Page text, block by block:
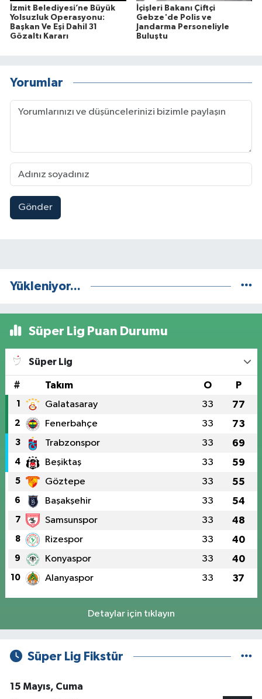
İzmit Belediyesi’ne Büyük
Yolsuzluk Operasyonu:
Başkan Ve Eşi Dahil 31
Gözaltı Kararı
İçişleri Bakanı Çiftçi
Gebze'de Polis ve
Jandarma Personeliyle
Buluştu
Yorumlar
Gönder
Yükleniyor...
Süper Lig Puan Durumu
Süper Lig
# Takım O P
1 Galatasaray 33 77
2 Fenerbahçe 33 73
3 Trabzonspor 33 69
4 Beşiktaş 33 59
5 Göztepe 33 55
6 Başakşehir 33 54
7 Samsunspor 33 48
8 Rizespor 33 40
9 Konyaspor 33 40
10 Alanyaspor 33 37
Detaylar için tıklayın
Süper Lig Fikstür
15 Mayıs, Cuma